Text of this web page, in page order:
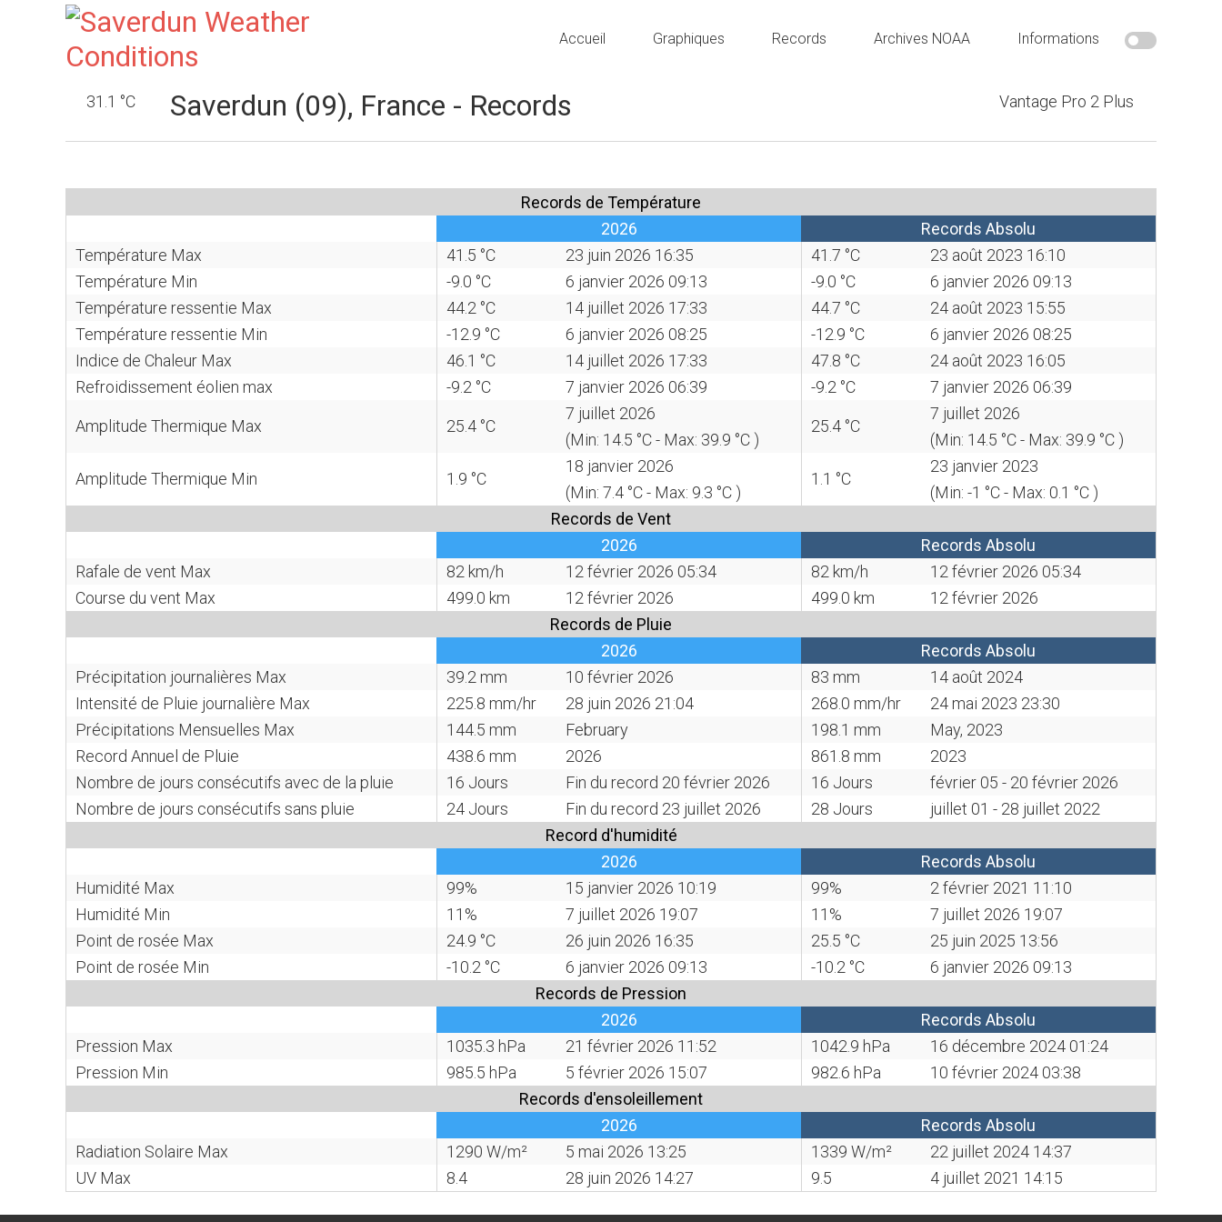
Accueil Graphiques Records Archives NOAA Informations
31.1 °C Saverdun (09), France - Records Vantage Pro 2 Plus
Records de Température
2026
Records Absolu
Température Max
41.5 °C 23 juin 2026 16:35 41.7 °C
23 août 2023 16:10
Température Min
-9.0 °C 6 janvier 2026 09:13 -9.0 °C
6 janvier 2026 09:13
Température ressentie Max
44.2 °C 14 juillet 2026 17:33 44.7 °C
24 août 2023 15:55
Température ressentie Min
-12.9 °C 6 janvier 2026 08:25 -12.9 °C
6 janvier 2026 08:25
Indice de Chaleur Max
46.1 °C 14 juillet 2026 17:33 47.8 °C
24 août 2023 16:05
Refroidissement éolien max
-9.2 °C 7 janvier 2026 06:39 -9.2 °C 7 janvier 2026 06:39
Amplitude Thermique Max 25.4 °C
7 juillet 2026
(Min: 14.5 °C - Max: 39.9 °C )
25.4 °C
7 juillet 2026
(Min: 14.5 °C - Max: 39.9 °C )
Amplitude Thermique Min 1.9 °C
18 janvier 2026
(Min: 7.4 °C - Max: 9.3 °C )
1.1 °C
23 janvier 2023
(Min: -1 °C - Max: 0.1 °C )
Records de Vent
2026
Records Absolu
Rafale de vent Max
82 km/h 12 février 2026 05:34 82 km/h
12 février 2026 05:34
Course du vent Max
499.0 km 12 février 2026 499.0 km
12 février 2026
Records de Pluie
2026
Records Absolu
Précipitation journalières Max
39.2 mm 10 février 2026 83 mm
14 août 2024
Intensité de Pluie journalière Max
225.8 mm/hr 28 juin 2026 21:04 268.0 mm/hr
24 mai 2023 23:30
Précipitations Mensuelles Max
144.5 mm February 198.1 mm
May, 2023
Record Annuel de Pluie
438.6 mm 2026 861.8 mm
2023
Nombre de jours consécutifs avec de la pluie
16 Jours Fin du record 20 février 2026 16 Jours
février 05 - 20 février 2026
Nombre de jours consécutifs sans pluie
24 Jours Fin du record 23 juillet 2026 28 Jours
juillet 01 - 28 juillet 2022
Record d'humidité
2026
Records Absolu
Humidité Max
99% 15 janvier 2026 10:19 99%
2 février 2021 11:10
Humidité Min
11% 7 juillet 2026 19:07 11%
7 juillet 2026 19:07
Point de rosée Max
24.9 °C 26 juin 2026 16:35 25.5 °C
25 juin 2025 13:56
Point de rosée Min
-10.2 °C 6 janvier 2026 09:13 -10.2 °C
6 janvier 2026 09:13
Records de Pression
2026
Records Absolu
Pression Max
1035.3 hPa 21 février 2026 11:52 1042.9 hPa
16 décembre 2024 01:24
Pression Min
985.5 hPa 5 février 2026 15:07 982.6 hPa
10 février 2024 03:38
Records d'ensoleillement
2026
Records Absolu
Radiation Solaire Max
1290 W/m² 5 mai 2026 13:25 1339 W/m²
22 juillet 2024 14:37
UV Max
8.4 28 juin 2026 14:27 9.5 4 juillet 2021 14:15